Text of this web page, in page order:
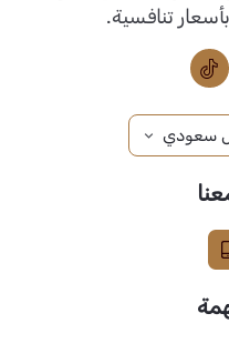
تنافسية.
سعودي